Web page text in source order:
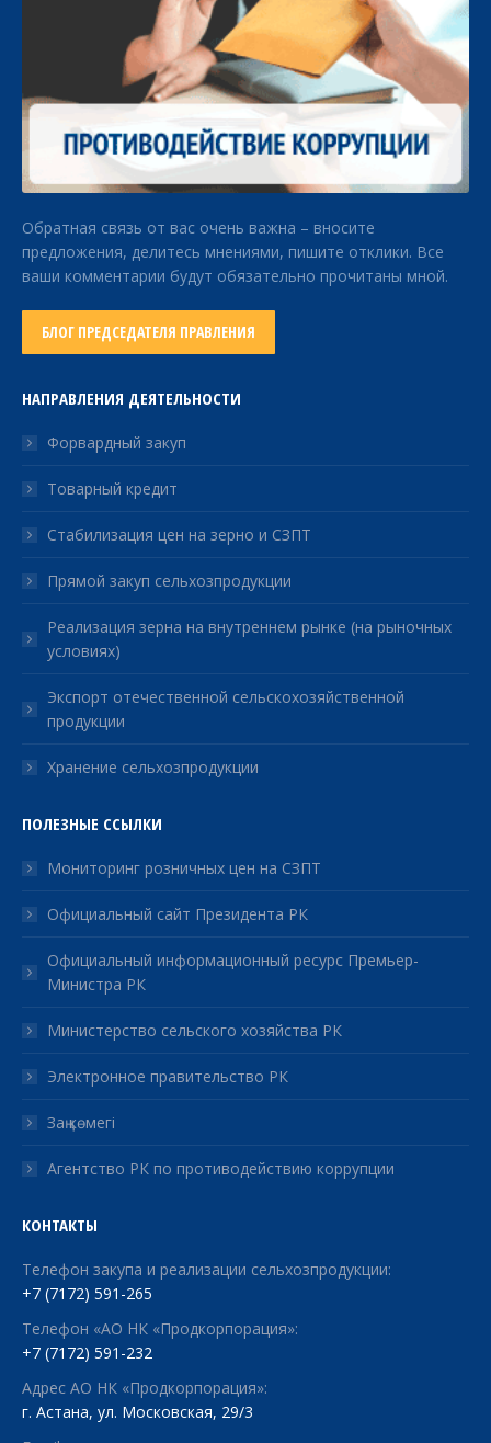
Обратная связь от вас очень важна – вносите
предложения, делитесь мнениями, пишите отклики. Все
ваши комментарии будут обязательно прочитаны мной.
БЛОГ ПРЕДСЕДАТЕЛЯ ПРАВЛЕНИЯ
НАПРАВЛЕНИЯ ДЕЯТЕЛЬНОСТИ
Форвардный закуп
Товарный кредит
Стабилизация цен на зерно и СЗПТ
Прямой закуп сельхозпродукции
Реализация зерна на внутреннем рынке (на рыночных
условиях)
Экспорт отечественной сельскохозяйственной
продукции
Хранение сельхозпродукции
ПОЛЕЗНЫЕ ССЫЛКИ
Мониторинг розничных цен на СЗПТ
Официальный сайт Президента РК
Официальный информационный ресурс Премьер-
Министра РК
Министерство сельского хозяйства РК
Электронное правительство РК
Заң көмегі
Агентство РК по противодействию коррупции
КОНТАКТЫ
Телефон закупа и реализации сельхозпродукции:
+7 (7172) 591-265
Телефон «АО НК «Продкорпорация»:
+7 (7172) 591-232
Адрес АО НК «Продкорпорация»:
г. Астана, ул. Московская, 29/3